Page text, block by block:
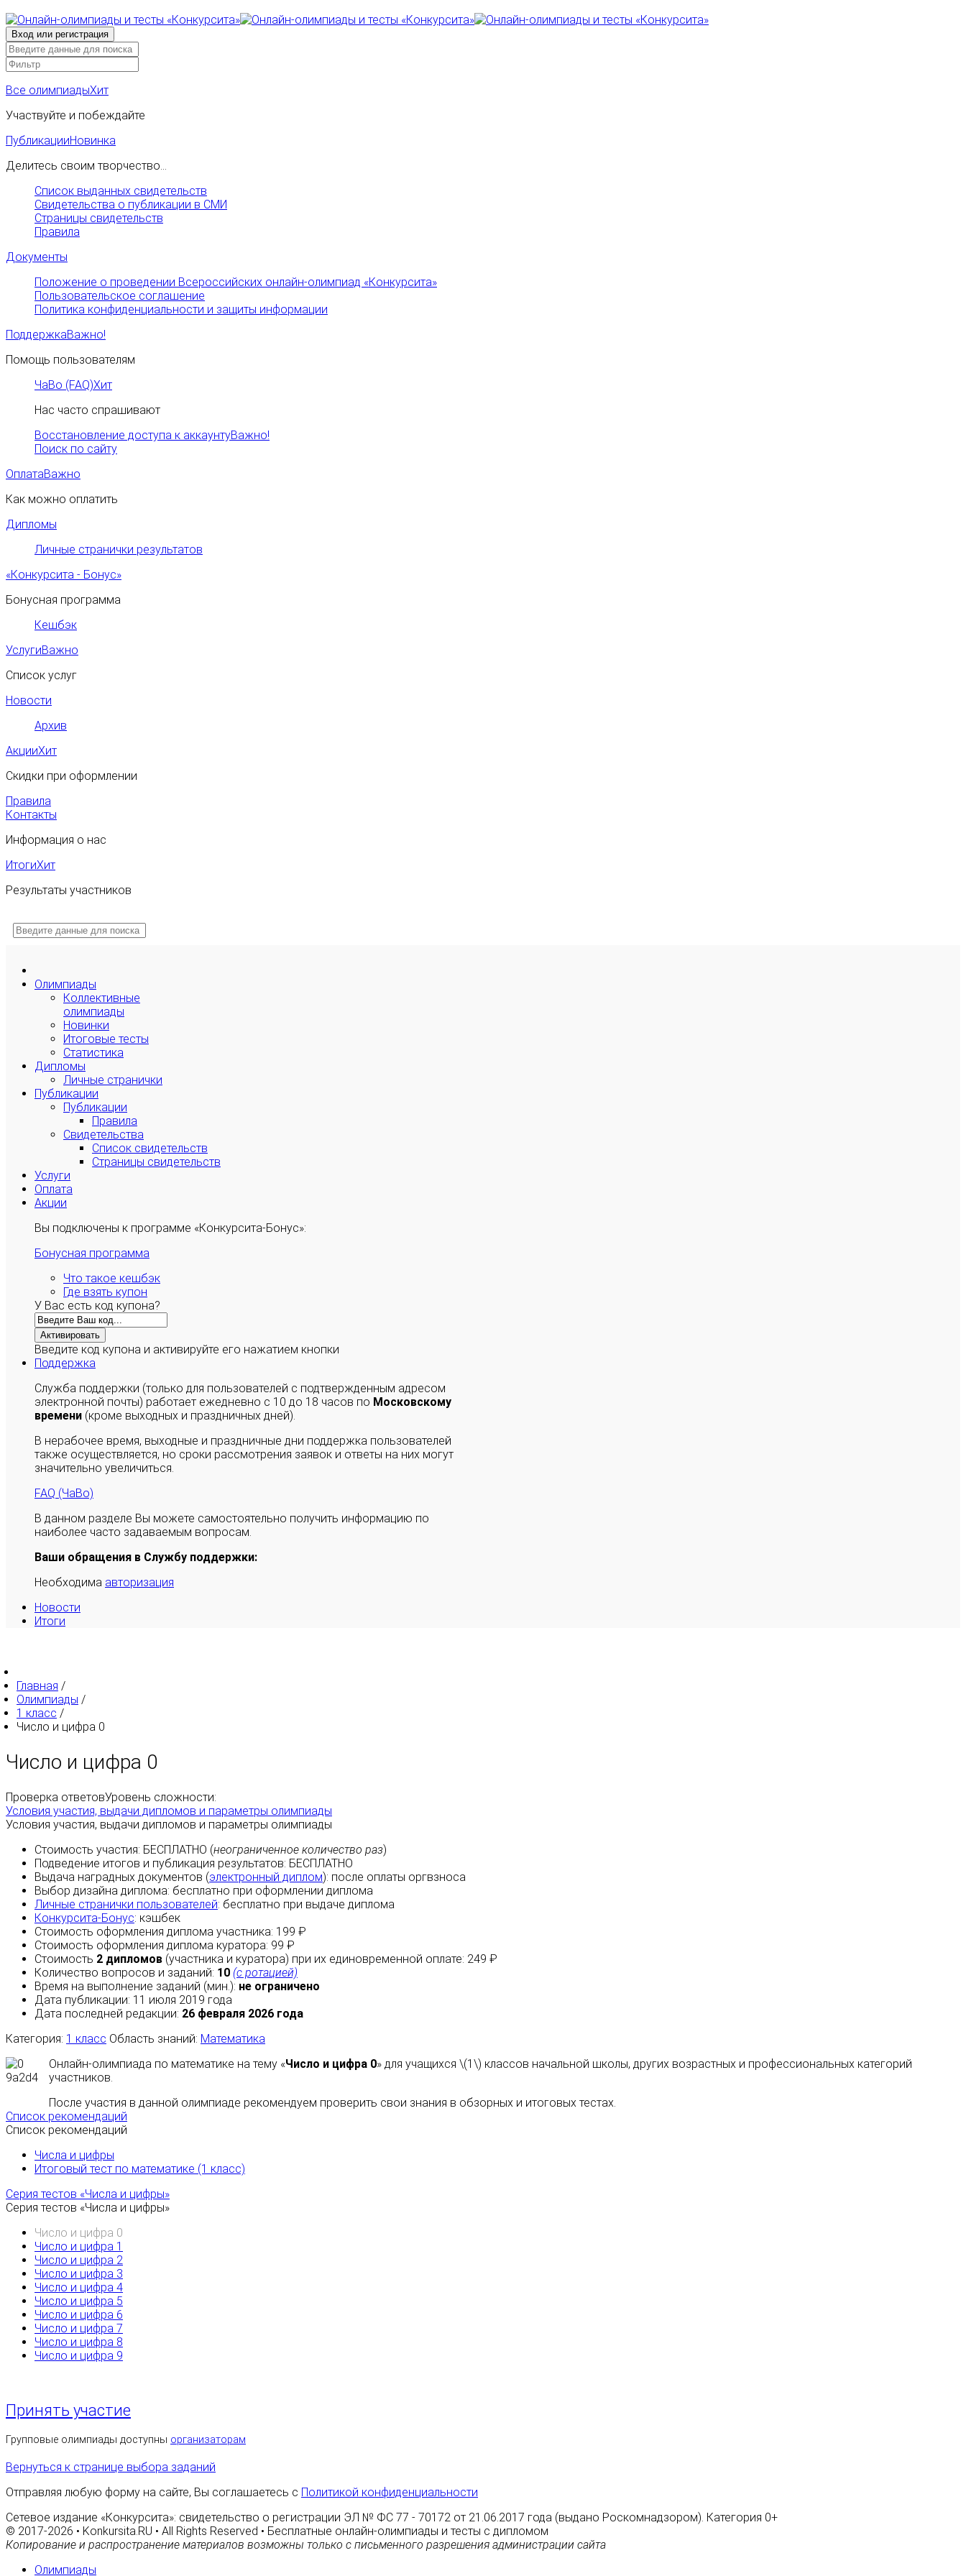
Все олимпиадыХит
Участвуйте и побеждайте
ПубликацииНовинка
Делитесь своим творчество...
Список выданных свидетельств
Свидетельства о публикации в СМИ
Страницы свидетельств
Правила
Документы
Положение о проведении Всероссийских онлайн-олимпиад «Конкурсита»
Пользовательское соглашение
Политика конфиденциальности и защиты информации
ПоддержкаВажно!
Помощь пользователям
ЧаВо (FAQ)Хит
Нас часто спрашивают
Восстановление доступа к аккаунтуВажно!
Поиск по сайту
ОплатаВажно
Как можно оплатить
Дипломы
Личные странички результатов
«Конкурсита - Бонус»
Бонусная программа
Кешбэк
УслугиВажно
Список услуг
Новости
Архив
АкцииХит
Скидки при оформлении
Правила
Контакты
Информация о нас
ИтогиХит
Результаты участников
Олимпиады
Коллективные
олимпиады
Новинки
Итоговые тесты
Статистика
Дипломы
Личные странички
Публикации
Публикации
Правила
Свидетельства
Список свидетельств
Страницы свидетельств
Услуги
Оплата
Акции
Вы подключены к программе «Конкурсита-Бонус»:
Бонусная программа
Что такое кешбэк
Где взять купон
У Вас есть код купона?
Активировать
Введите код купона и активируйте его нажатием кнопки
Поддержка
Служба поддержки (только для пользователей с подтвержденным адресом
электронной почты) работает ежедневно с 10 до 18 часов по Московскому
времени (кроме выходных и праздничных дней).
В нерабочее время, выходные и праздничные дни поддержка пользователей
также осуществляется, но сроки рассмотрения заявок и ответы на них могут
значительно увеличиться.
FAQ (ЧаВо)
В данном разделе Вы можете самостоятельно получить информацию по
наиболее часто задаваемым вопросам.
Ваши обращения в Службу поддержки:
Необходима авторизация
Новости
Итоги
Главная /
Олимпиады /
1 класс /
Число и цифра 0
Число и цифра 0
Проверка ответовУровень сложности:
Условия участия, выдачи дипломов и параметры олимпиады
Условия участия, выдачи дипломов и параметры олимпиады
Стоимость участия: БЕСПЛАТНО (неограниченное количество раз)
Подведение итогов и публикация результатов: БЕСПЛАТНО
Выдача наградных документов (электронный диплом): после оплаты оргвзноса
Выбор дизайна диплома: бесплатно при оформлении диплома
Личные странички пользователей: бесплатно при выдаче диплома
Конкурсита-Бонус: кэшбек
Стоимость оформления диплома участника: 199 ₽
Стоимость оформления диплома куратора: 99 ₽
Стоимость 2 дипломов (участника и куратора) при их единовременной оплате: 249 ₽
Количество вопросов и заданий: 10 (с ротацией)
Время на выполнение заданий (мин.): не ограничено
Дата публикации: 11 июля 2019 года
Дата последней редакции: 26 февраля 2026 года
Категория: 1 класс Область знаний: Математика
Онлайн-олимпиада по математике на тему «Число и цифра 0» для учащихся \(1\) классов начальной школы, других возрастных и профессиональных категорий
участников.
После участия в данной олимпиаде рекомендуем проверить свои знания в обзорных и итоговых тестах.
Список рекомендаций
Список рекомендаций
Числа и цифры
Итоговый тест по математике (1 класс)
Серия тестов «Числа и цифры»
Серия тестов «Числа и цифры»
Число и цифра 0
Число и цифра 1
Число и цифра 2
Число и цифра 3
Число и цифра 4
Число и цифра 5
Число и цифра 6
Число и цифра 7
Число и цифра 8
Число и цифра 9
Принять участие
Групповые олимпиады доступны организаторам
Вернуться к странице выбора заданий
Отправляя любую форму на сайте, Вы соглашаетесь с Политикой конфиденциальности
Сетевое издание «Конкурсита»: свидетельство о регистрации ЭЛ № ФС 77 - 70172 от 21.06.2017 года (выдано Роскомнадзором). Категория 0+
© 2017-2026 • Konkursita.RU • All Rights Reserved • Бесплатные онлайн-олимпиады и тесты с дипломом
Копирование и распространение материалов возможны только с письменного разрешения администрации сайта
Олимпиады